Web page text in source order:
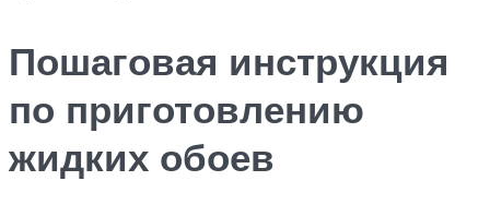
Пошаговая инструкция
по приготовлению
жидких обоев